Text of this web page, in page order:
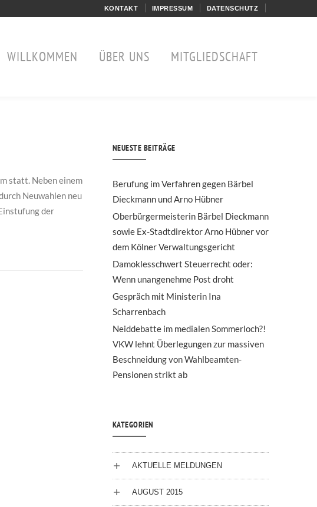
KONTAKT IMPRESSUM DATENSCHUTZ
WILLKOMMEN ÜBER UNS MITGLIEDSCHAFT
statt. Neben einem
Neuwahlen neu
der
NEUESTE BEITRÄGE
Berufung im Verfahren gegen Bärbel
Dieckmann und Arno Hübner
Oberbürgermeisterin Bärbel Dieckmann
sowie Ex-Stadtdirektor Arno Hübner vor
dem Kölner Verwaltungsgericht
Damoklesschwert Steuerrecht oder:
Wenn unangenehme Post droht
Gespräch mit Ministerin Ina
Scharrenbach
Neiddebatte im medialen Sommerloch?!
VKW lehnt Überlegungen zur massiven
Beschneidung von Wahlbeamten-
Pensionen strikt ab
KATEGORIEN
AKTUELLE MELDUNGEN
AUGUST 2015